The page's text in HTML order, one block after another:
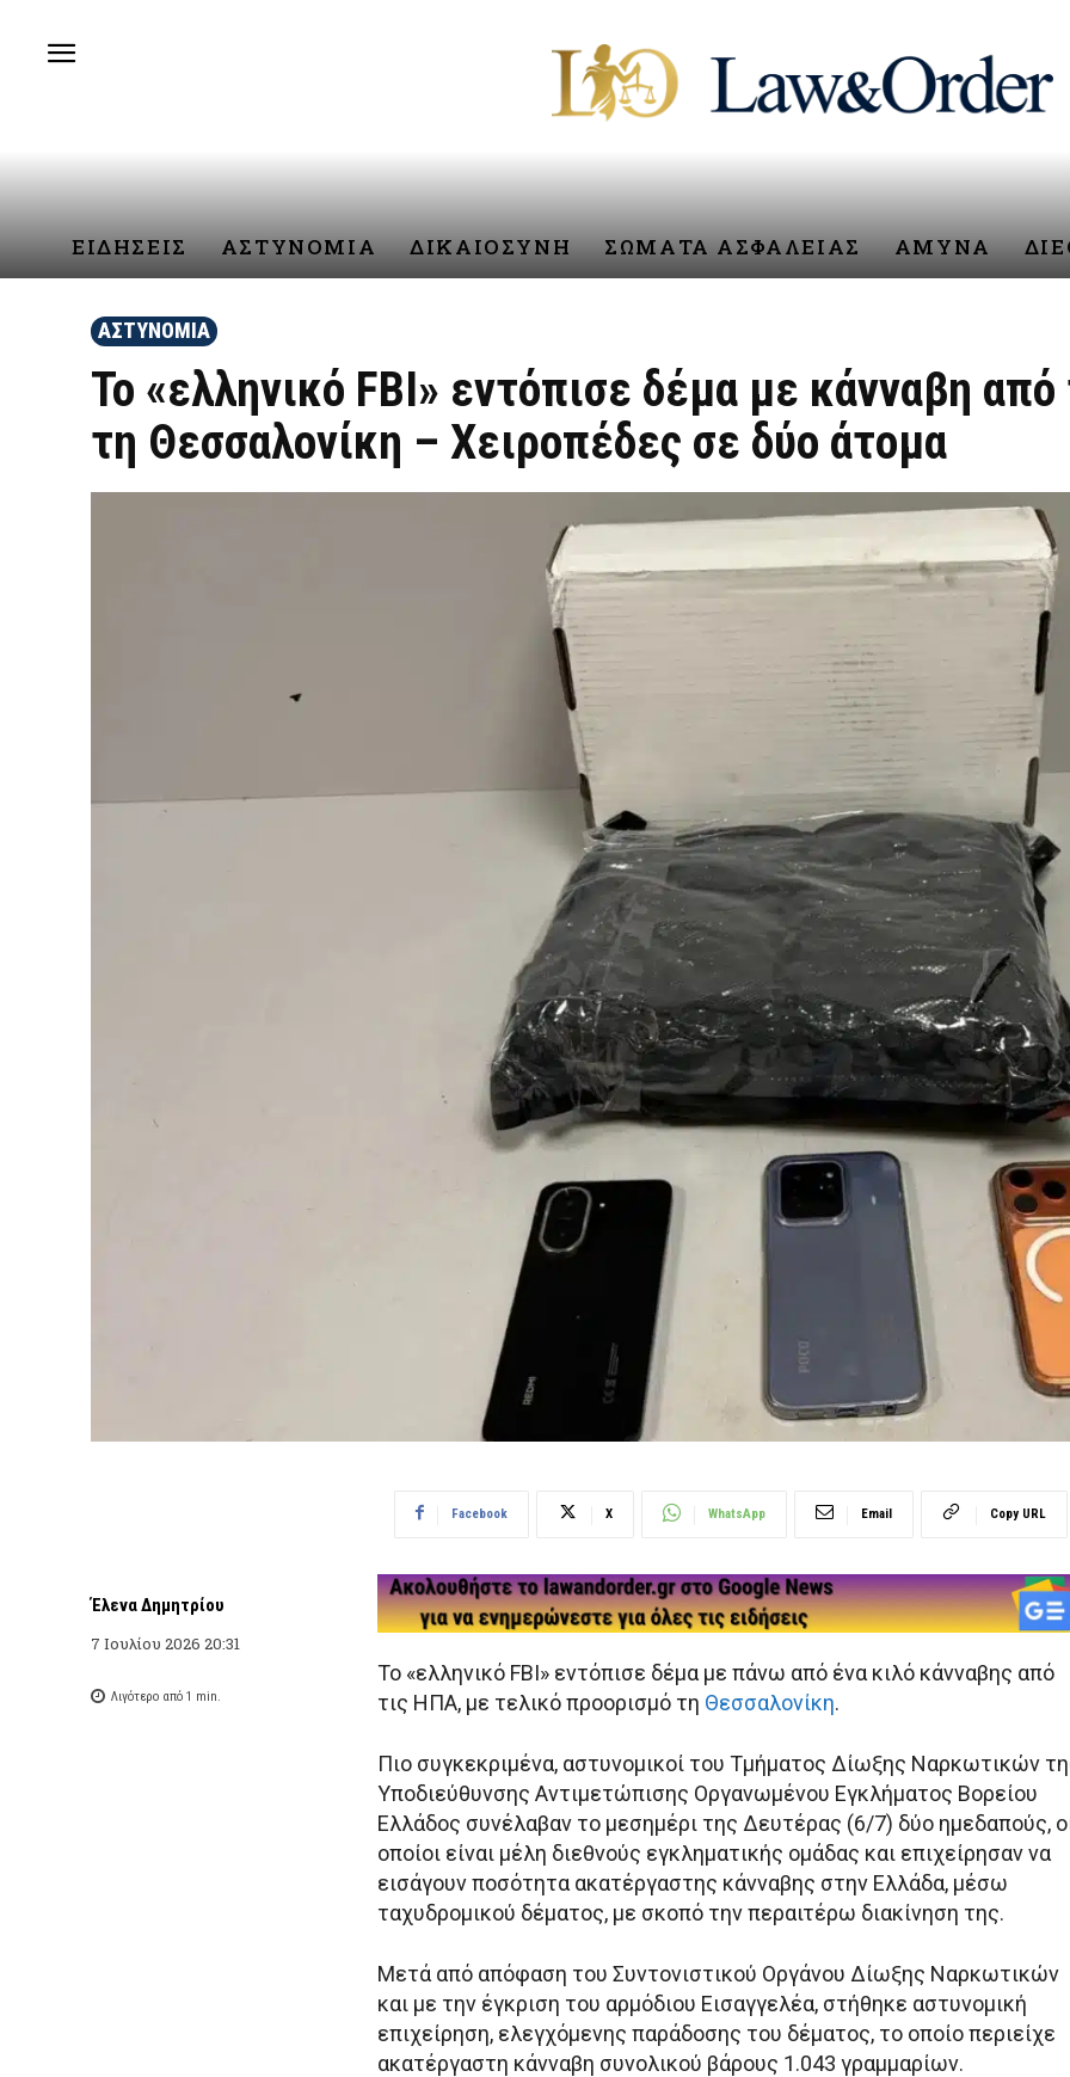
ΕΙΔΗΣΕΙΣ ΑΣΤΥΝΟΜΙΑ ΔΙΚΑΙΟΣΥΝΗ ΣΩΜΑΤΑ ΑΣΦΑΛΕΙΑΣ ΑΜΥΝΑ
ΑΣΤΥΝΟΜΙΑ
Το «ελληνικό FBI» εντόπισε δέμα με κάνναβη
τη Θεσσαλονίκη – Χειροπέδες σε δύο άτομα
Έλενα Δημητρίου
7 Ιουλίου 2026 20:31
Λιγότερο από 1 min.
Facebook X WhatsApp Email Copy URL
Το «ελληνικό FBI» εντόπισε δέμα με πάνω από ένα κιλό κάνναβης από
τις ΗΠΑ, με τελικό προορισμό τη Θεσσαλονίκη.
Πιο συγκεκριμένα, αστυνομικοί του Τμήματος Δίωξης Ναρκωτικών
Υποδιεύθυνσης Αντιμετώπισης Οργανωμένου Εγκλήματος Βορείου
Ελλάδος συνέλαβαν το μεσημέρι της Δευτέρας (6/7) δύο ημεδαπούς,
οποίοι είναι μέλη διεθνούς εγκληματικής ομάδας και επιχείρησαν να
εισάγουν ποσότητα ακατέργαστης κάνναβης στην Ελλάδα, μέσω
ταχυδρομικού δέματος, με σκοπό την περαιτέρω διακίνηση της.
Μετά από απόφαση του Συντονιστικού Οργάνου Δίωξης Ναρκωτικών
και με την έγκριση του αρμόδιου Εισαγγελέα, στήθηκε αστυνομική
επιχείρηση, ελεγχόμενης παράδοσης του δέματος, το οποίο περιείχε
ακατέργαστη κάνναβη συνολικού βάρους 1.043 γραμμαρίων.